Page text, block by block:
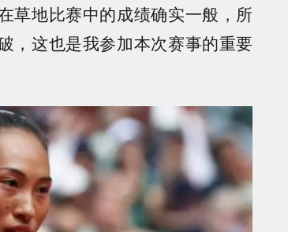
草地比赛中的成绩确实一般，所
，这也是我参加本次赛事的重要